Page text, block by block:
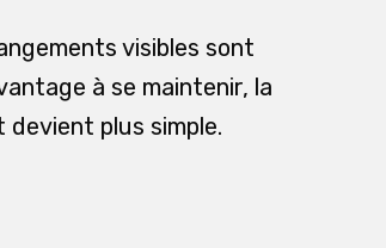
visibles sont
à se maintenir, la
plus simple.